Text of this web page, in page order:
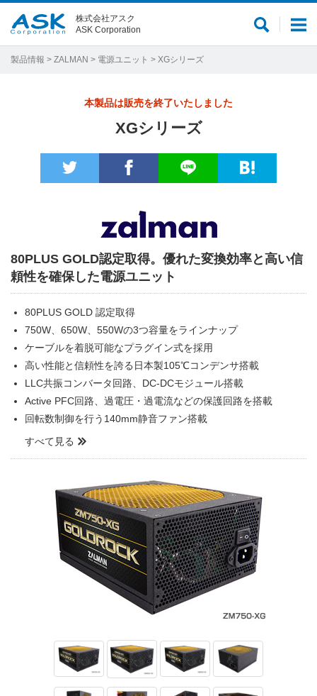
メ
サ
株式会社アスク
ASK Corporation
製品情報 > ZALMAN > 電源ユニット > XGシリーズ
本製品は販売を終了いたしました
XGシリーズ
80PLUS GOLD認定取得。優れた変換効率と高い信
頼性を確保した電源ユニット
80PLUS GOLD 認定取得
750W、650W、550Wの3つ容量をラインナップ
ケーブルを着脱可能なプラグイン式を採用
高い性能と信頼性を誇る日本製105℃コンデンサ搭載
LLC共振コンバータ回路、DC-DCモジュール搭載
Active PFC回路、過電圧・過電流などの保護回路を搭載
回転数制御を行う140mm静音ファン搭載
すべて見る